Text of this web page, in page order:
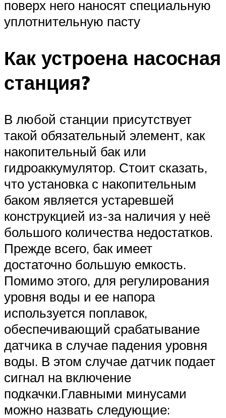
поверх него наносят специальную
уплотнительную пасту
Как устроена насосная
станция?
В любой станции присутствует
такой обязательный элемент, как
накопительный бак или
гидроаккумулятор. Стоит сказать,
что установка с накопительным
баком является устаревшей
конструкцией из-за наличия у неё
большого количества недостатков.
Прежде всего, бак имеет
достаточно большую емкость.
Помимо этого, для регулирования
уровня воды и ее напора
используется поплавок,
обеспечивающий срабатывание
датчика в случае падения уровня
воды. В этом случае датчик подает
сигнал на включение
подкачки.Главными минусами
можно назвать следующие: